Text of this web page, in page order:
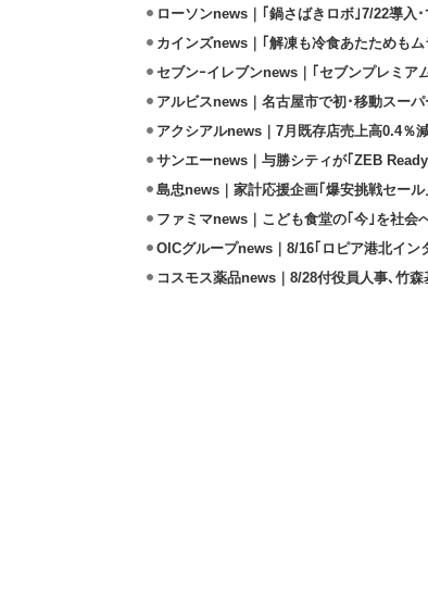
ローソンnews｜｢鍋さばきロボ｣7/22導入
カインズnews｜｢解凍も冷食あたためも
セブンｰイレブンnews｜｢セブンプレミア
アルビスnews｜名古屋市で初･移動スー
アクシアルnews｜7月既存店売上高0.4％
サンエーnews｜与勝シティが｢ZEB
島忠news｜家計応援企画｢爆安挑戦セー
ファミマnews｜こども食堂の｢今｣を社会
OICグループnews｜8/16｢ロピア港北イン
コスモス薬品news｜8/28付役員人事､竹